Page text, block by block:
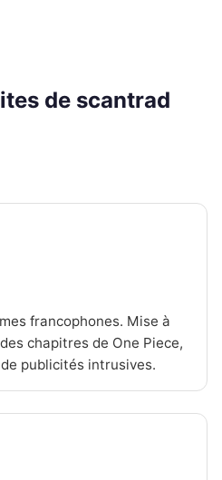
de scantrad
francophones. Mise à
chapitres de One Piece,
publicités intrusives.